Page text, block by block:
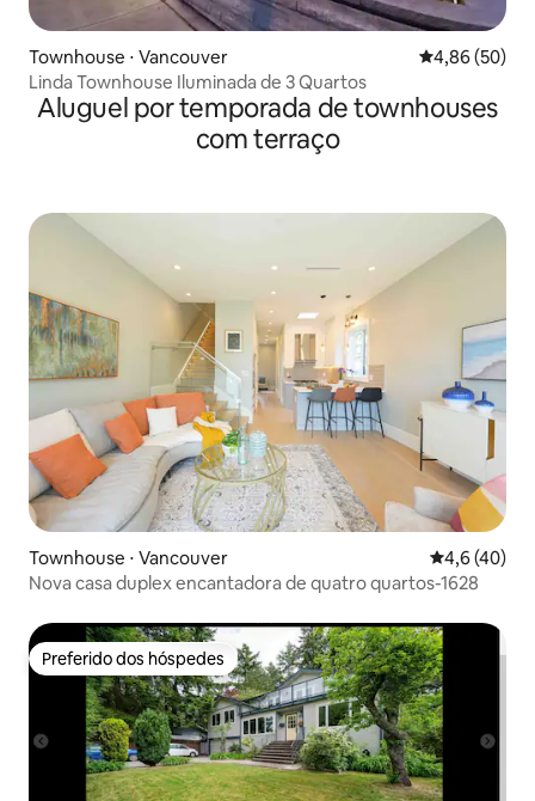
Townhouse ⋅ Vancouver 4,86 de uma
4,86 (50)
Linda Townhouse Iluminada de 3 Quartos
Aluguel por temporada de townhouses
com terraço
Townhouse ⋅ Vancouver 4,6 de uma
4,6 (40)
Nova casa duplex encantadora de quatro quartos-1628
Preferido dos hóspedes
Preferido dos hóspedes